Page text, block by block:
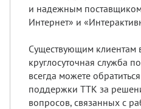
и надежным
Интернет» и
Существующим клиентам
круглосуточная служба
всегда можете
поддержки ТТК за
вопросов, связанных с